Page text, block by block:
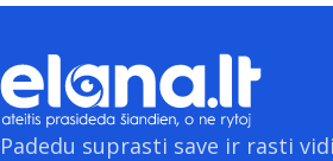
Padedu suprasti save ir rasti